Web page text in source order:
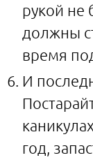
рукой не
должны
время
И
год,